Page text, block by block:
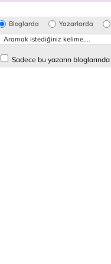
Bloglarda Yazarlarda
Sadece bu yazarın